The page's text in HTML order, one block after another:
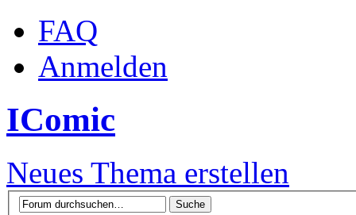
FAQ
Anmelden
IComic
Neues Thema erstellen